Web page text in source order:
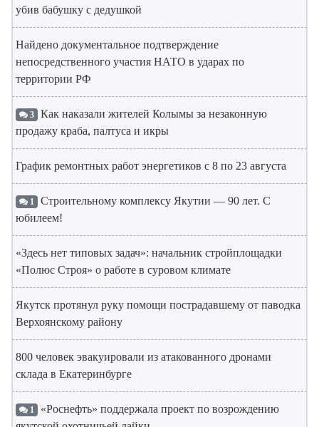
убив бабушку с дедушкой
Найдено документальное подтверждение
непосредственного участия НАТО в ударах по
территории РФ
3 Как наказали жителей Колымы за незаконную
продажу краба, палтуса и икры
График ремонтных работ энергетиков с 8 по 23 августа
1 Строительному комплексу Якутии — 90 лет. С
юбилеем!
«Здесь нет типовых задач»: начальник стройплощадки
«Полюс Строя» о работе в суровом климате
Якутск протянул руку помощи пострадавшему от паводка
Верхоянскому району
800 человек эвакуировали из атакованного дронами
склада в Екатеринбурге
1 «Роснефть» поддержала проект по возрождению